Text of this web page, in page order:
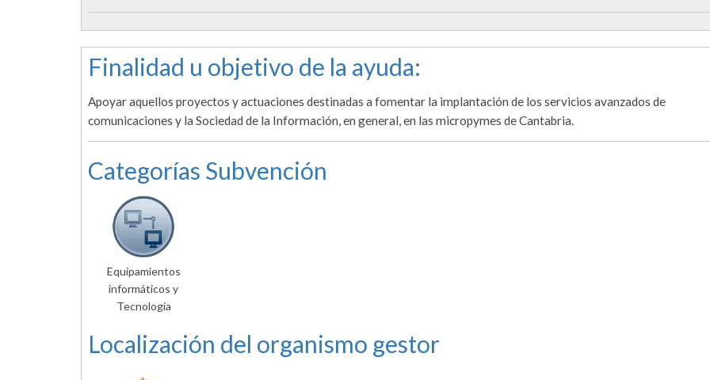
Finalidad u objetivo de la ayuda:
Apoyar aquellos proyectos y actuaciones destinadas a fomentar la implantación de los servicios avanzados de
comunicaciones y la Sociedad de la Información, en general, en las micropymes de Cantabria.
Categorías Subvención
Equipamientos
informáticos y
Tecnología
Localización del organismo gestor